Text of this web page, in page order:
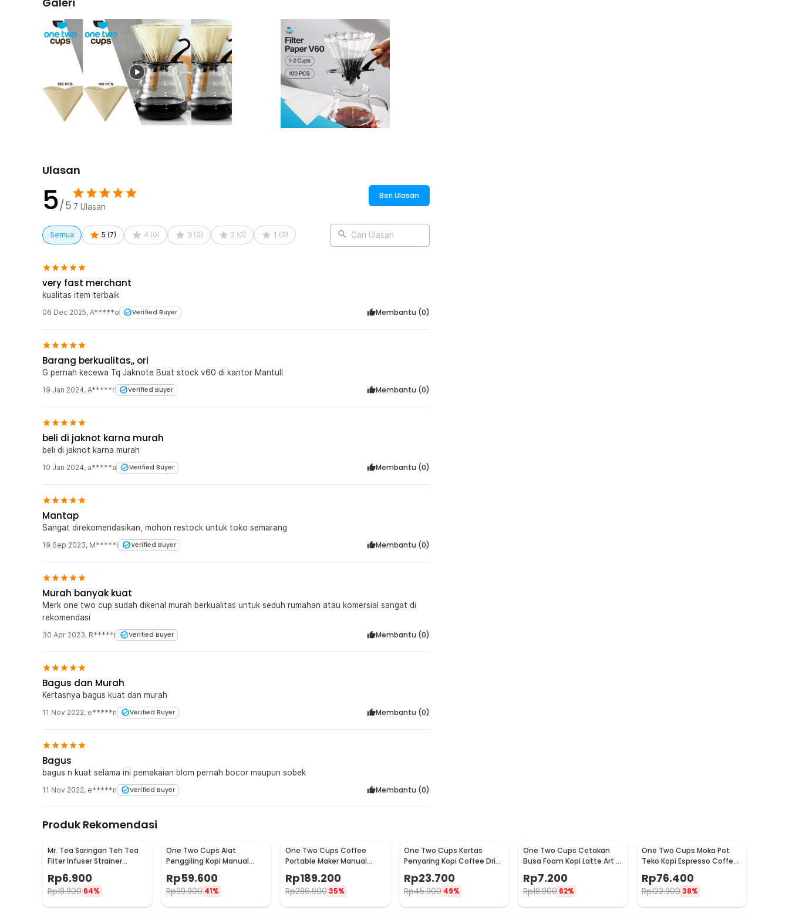
rasa aman saat proses brewing, terutama ketika menuang air bertahap. Cocok untuk pemula
Aman dan Berkualitas dengan Standar Global
Nikmati seduhan kopi murni tanpa khawatir. Kertas saringan kopi kami diproduksi oleh pabrik
berpengalaman dan telah lulus uji laboratorium nasional (standar BPOM) dan internasional (FDA, BfR,
GB 4806). Terjamin 100% food grade, higienis, bebas bahan kimia berbahaya saat terkena air panas,
dan yang terpenting tidak meninggalkan bau kertas (no papery taste). Dengan begitu integritas dan
keaslian rasa kopi Anda terjaga secara sempurna.
Kelengkapan Produk
100 x One Two Cups Kertas Saringan Kopi Filter Paper V60 1-2 Cups - V01
Ulasan
5/5 7 Ulasan
Beri Ulasan
Semua 5 (7) 4 (0) 3 (0) 2 (0) 1 (0) Cari Ulasan
very fast merchant
kualitas item terbaik
06 Dec 2025, A*****o Verified Buyer Membantu (0)
Barang berkualitas,, ori
G pernah kecewa Tq Jaknote Buat stock v60 di kantor Mantull
19 Jan 2024, A*****r Verified Buyer Membantu (0)
beli di jaknot karna murah
beli di jaknot karna murah
10 Jan 2024, a*****a Verified Buyer Membantu (0)
Mantap
Sangat direkomendasikan, mohon restock untuk toko semarang
19 Sep 2023, M*****i Verified Buyer Membantu (0)
Murah banyak kuat
Merk one two cup sudah dikenal murah berkualitas untuk seduh rumahan atau komersial sangat di
rekomendasi
30 Apr 2023, R*****i Verified Buyer Membantu (0)
Bagus dan Murah
Kertasnya bagus kuat dan murah
11 Nov 2022, e*****n Verified Buyer Membantu (0)
Bagus
bagus n kuat selama ini pemakaian blom pernah bocor maupun sobek
11 Nov 2022, e*****n Verified Buyer Membantu (0)
Produk Rekomendasi
Mr. Tea Saringan Teh Tea
Filter Infuser Strainer
Chilling Man Silicon - MR03
Rp6.900
Rp18.900 64%
One Two Cups Alat
Penggiling Kopi Manual
Coffee Grinder Portable -
WFCG9800
Rp59.600
Rp99.900 41%
One Two Cups Coffee
Portable Maker Manual
Hand Press Espresso 300ml
- T35066
Rp189.200
Rp286.900 35%
One Two Cups Kertas
Penyaring Kopi Coffee Drip
Bag Paper Filter 50PCS -
T111
Rp23.700
Rp45.900 49%
One Two Cups Cetakan
Busa Foam Kopi Latte Art 16
PCS - JJYE01
Rp7.200
Rp18.900 62%
One Two Cups Moka Pot
Teko Kopi Espresso Coffee
Stovetop 6 Cup 300ml -
Z20
Rp76.400
Rp122.90038%